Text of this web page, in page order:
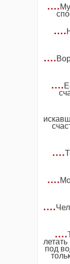
….
….
….
….
….
….
….
….
под